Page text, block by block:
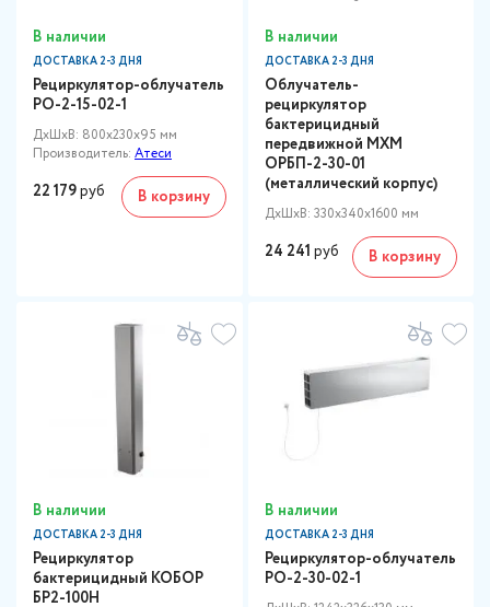
В наличии
ДОСТАВКА 2-3 ДНЯ
Рециркулятор-облучатель
РО-2-15-02-1
ДxШxВ: 800x230x95 мм
Производитель: Атеси
22 179руб В корзину
В наличии
ДОСТАВКА 2-3 ДНЯ
Облучатель-
рециркулятор
бактерицидный
передвижной МХМ
ОРБП-2-30-01
(металлический корпус)
ДxШxВ: 330x340x1600 мм
24 241 руб В корзину
В наличии
ДОСТАВКА 2-3 ДНЯ
Рециркулятор
бактерицидный КОБОР
БР2-100Н
В наличии
ДОСТАВКА 2-3 ДНЯ
Рециркулятор-облучатель
РО-2-30-02-1